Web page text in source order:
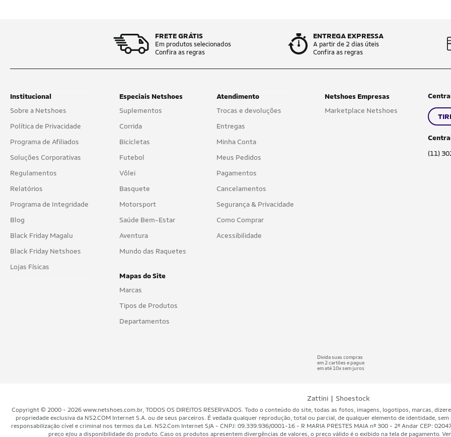
FRETE GRÁTIS
Em produtos selecionados
Confira as regras
ENTREGA EXPRESSA
A partir de 2 dias úteis
Confira as regras
Institucional
Sobre a Netshoes
Política de Privacidade
Programa de Afiliados
Soluções Corporativas
Regulamentos
Relatórios
Programa de Integridade
Blog
Black Friday Magalu
Black Friday Netshoes
Lojas Físicas
Especiais Netshoes
Suplementos
Corrida
Bicicletas
Futebol
Vôlei
Basquete
Motorsport
Saúde Bem-Estar
Aventura
Mundo das Raquetes
Mapas do Site
Marcas
Tipos de Produtos
Departamentos
Atendimento
Trocas e devoluções
Entregas
Minha Conta
Meus Pedidos
Pagamentos
Cancelamentos
Segurança & Privacidade
Como Comprar
Acessibilidade
Netshoes Empresas
Marketplace Netshoes
(11)
Divida suas compras
em 2 cartões e pague
em até 10x sem juros
Zattini | Shoestock
Copyright © 2000 - 2026 www.netshoes.com.br, TODOS OS DIREITOS RESERVADOS. Todo o conteúdo do site, todas as fotos, imagens, logotipos, marcas,
propriedade exclusiva da NS2.COM Internet S.A. ou de seus parceiros. É vedada qualquer reprodução, total ou parcial, de qualquer elemento de identidade,
responsabilização cível e criminal nos termos da Lei. NS2.Com Internet S/A - CNPJ: 09.339.936/0001-16 - R MARIA PRESTES MAIA nº 300 - 2º Andar CEP:
preço e/ou a disponibilidade do produto. Caso os produtos apresentem divergências de valores, o preço válido é o exibido na tela de pagamento.